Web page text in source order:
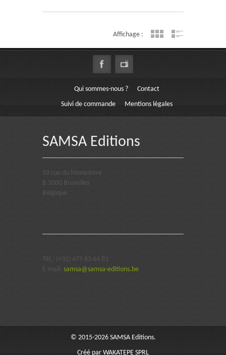
Affichage :
Qui sommes-nous ?
Contact
Suivi de commande
Mentions légales
SAMSA Editions
10 rue du Monastère
B 1000 Bruxelles
Belgique
Tél.: (+32) 475 63 64 81
E-mail: samsa@samsa-editions.be
© 2015-2026 SAMSA Editions.
Créé par WAKATEPE SPRL